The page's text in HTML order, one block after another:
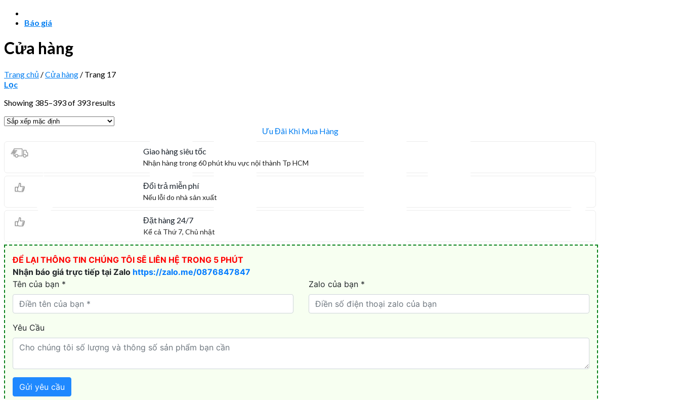
Báo giá
Cửa hàng
Trang chủ /Cửa hàng / Trang 17
Lọc
Showing 385–393 of 393 results
Ưu Đãi Khi Mua Hàng
Giao hàng siêu tốc
Nhận hàng trong 60 phút khu vực nội thành Tp HCM
Đổi trả miễn phí
Nếu lỗi do nhà sản xuất
Đặt hàng 24/7
Kể cả Thứ 7, Chủ nhật